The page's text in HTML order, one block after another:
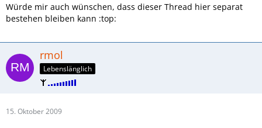
Würde mir auch wünschen, dass dieser Thread hier separat
bestehen bleiben kann :top:
rmol
Lebenslänglich
15. Oktober 2009